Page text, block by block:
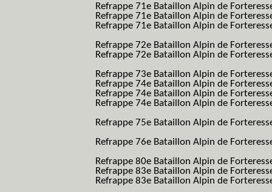
Refrappe 71e Bataillon Alpin de
Refrappe 71e Bataillon Alpin de
Refrappe 71e Bataillon Alpin de
Refrappe 72e Bataillon Alpin de
Refrappe 72e Bataillon Alpin de
Refrappe 73e Bataillon Alpin de
Refrappe 74e Bataillon Alpin de
Refrappe 74e Bataillon Alpin de
Refrappe 74e Bataillon Alpin de
Refrappe 75e Bataillon Alpin de
Refrappe 76e Bataillon Alpin de
Refrappe 80e Bataillon Alpin de
Refrappe 83e Bataillon Alpin de
Refrappe 83e Bataillon Alpin de